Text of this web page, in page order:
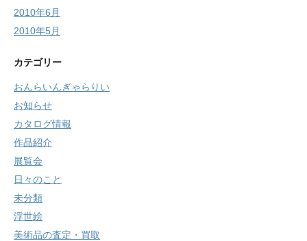
2010年6月
2010年5月
カテゴリー
おんらいんぎゃらりい
お知らせ
カタログ情報
作品紹介
展覧会
日々のこと
未分類
浮世絵
美術品の査定・買取